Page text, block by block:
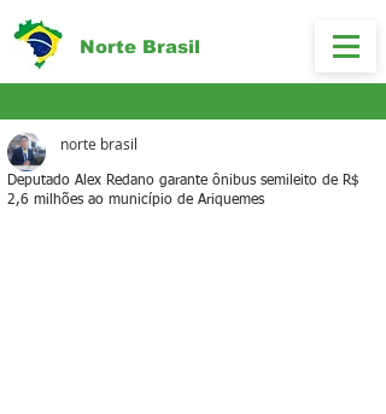
Norte Brasil
Deputado Alex Redano garante ônibus semileito de R$
2,6 milhões ao município de Ariquemes
norte brasil